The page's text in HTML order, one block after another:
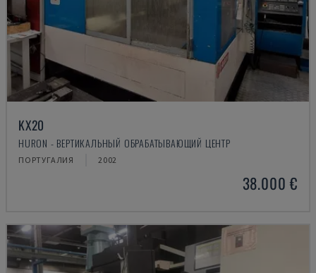
KX20
HURON - ВЕРТИКАЛЬНЫЙ ОБРАБАТЫВАЮЩИЙ ЦЕНТР
ПОРТУГАЛИЯ 2002
38.000 €